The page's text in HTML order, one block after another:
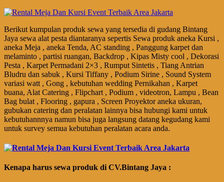
Berikut kumpulan produk sewa yang tersedia di gudang Bintang
Jaya sewa alat pesta diantaranya sepertis Sewa produk aneka Kursi ,
aneka Meja , aneka Tenda, AC standing , Panggung karpet dan
melaminto , partisi ruangan, Backdrop , Kipas Misty cool , Dekorasi
Pesta , Karpet Permadani 2×3 , Rumput Sintetis , Tiang Antrian
Bludru dan sabuk , Kursi Tiffany , Podium Sirine , Sound System
variasi watt , Gong , kebutuhan wedding Pernikahan , Karpet
buana, Alat Catering , Flipchart , Podium , videotron, Lampu , Bean
Bag bulat , Flooring , gapura , Screen Proyektor aneka ukuran,
gubukan catering dan peralatan lainnya bisa hubungi kami untuk
kebutuhannnya namun bisa juga langsung datang kegudang kami
untuk survey semua kebutuhan peralatan acara anda.
Kenapa harus sewa produk di CV.Bintang Jaya :